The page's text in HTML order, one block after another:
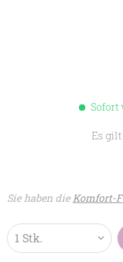
Sofort
Es
Sie haben dieKomfort-